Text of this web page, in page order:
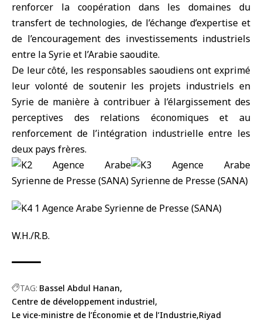
renforcer la coopération dans les domaines du
transfert de technologies, de l’échange d’expertise et
de l’encouragement des investissements industriels
entre la Syrie et l’Arabie saoudite.
De leur côté, les responsables saoudiens ont exprimé
leur volonté de soutenir les projets industriels en
Syrie de manière à contribuer à l’élargissement des
perceptives des relations économiques et au
renforcement de l’intégration industrielle entre les
deux pays frères.
W.H./R.B.
TAG: Bassel Abdul Hanan
Centre de développement industriel
Le vice-ministre de l’Économie et de l’Industrie Riyad